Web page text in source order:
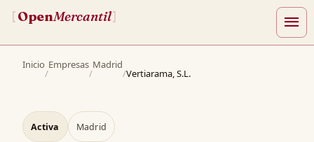
[OpenMercantil] menu
Inicio
/
Empresas
/
Madrid
/Vertiarama, S.L.
Activa Madrid